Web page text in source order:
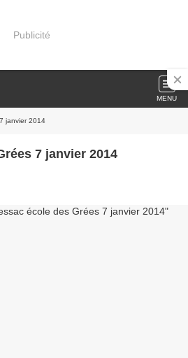
Publicité
MENU
janvier 2014
7 janvier 2014